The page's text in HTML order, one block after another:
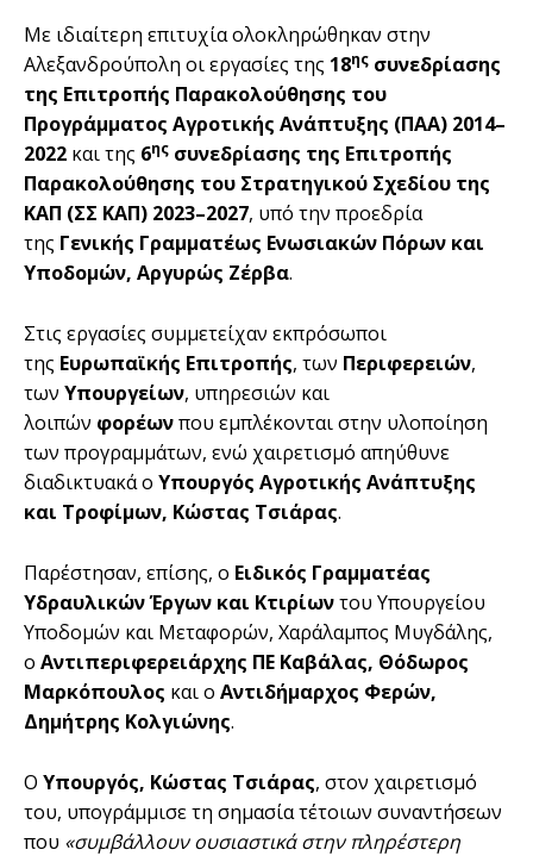
Με ιδιαίτερη επιτυχία ολοκληρώθηκαν στην
Αλεξανδρούπολη οι εργασίες της 18ης συνεδρίασης
της Επιτροπής Παρακολούθησης του
Προγράμματος Αγροτικής Ανάπτυξης (ΠΑΑ) 2014–
2022 και της 6ης συνεδρίασης της Επιτροπής
Παρακολούθησης του Στρατηγικού Σχεδίου της
ΚΑΠ (ΣΣ ΚΑΠ) 2023–2027, υπό την προεδρία
της Γενικής Γραμματέως Ενωσιακών Πόρων και
Υποδομών, Αργυρώς Ζέρβα.
Στις εργασίες συμμετείχαν εκπρόσωποι
της Ευρωπαϊκής Επιτροπής, των Περιφερειών,
των Υπουργείων, υπηρεσιών και
λοιπών φορέωνπου εμπλέκονται στην υλοποίηση
των προγραμμάτων, ενώ χαιρετισμό απηύθυνε
διαδικτυακά ο Υπουργός Αγροτικής Ανάπτυξης
και Τροφίμων, Κώστας Τσιάρας.
Παρέστησαν, επίσης, ο Ειδικός Γραμματέας
Υδραυλικών Έργων και Κτιρίωντου Υπουργείου
Υποδομών και Μεταφορών, Χαράλαμπος Μυγδάλης,
ο Αντιπεριφερειάρχης ΠΕ Καβάλας, Θόδωρος
Μαρκόπουλος και ο Αντιδήμαρχος Φερών,
Δημήτρης Κολγιώνης.
Ο Υπουργός, Κώστας Τσιάρας, στον χαιρετισμό
του, υπογράμμισε τη σημασία τέτοιων συναντήσεων
που «συμβάλλουν ουσιαστικά στην πληρέστερη